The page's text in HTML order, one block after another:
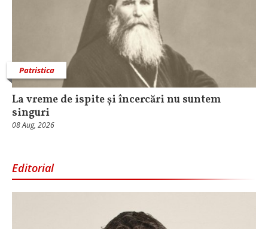
Patristica
La vreme de ispite și încercări nu suntem
singuri
08 Aug, 2026
Editorial